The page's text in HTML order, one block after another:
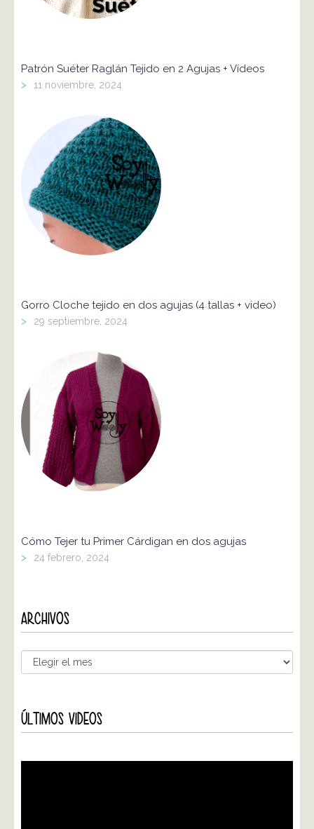
Patrón Suéter Raglán Tejido en 2 Agujas + Vídeos
> 11 noviembre, 2024
Gorro Cloche tejido en dos agujas (4 tallas + video)
> 29 septiembre, 2024
Cómo Tejer tu Primer Cárdigan en dos agujas
> 24 febrero, 2024
ARCHIVOS
ÚLTIMOS VIDEOS